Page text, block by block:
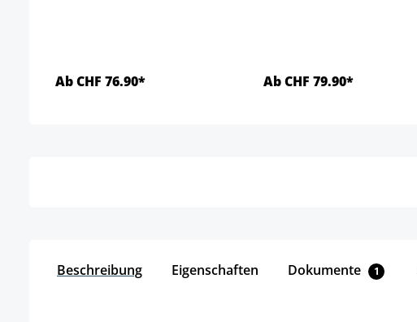
Ab CHF 76.90* Ab CHF 79.90*
Beschreibung Eigenschaften Dokumente 1